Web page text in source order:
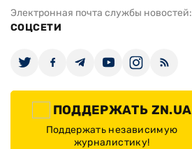
Электронная почта службы новостей:
СОЦСЕТИ
ПОДДЕРЖАТЬ ZN.UA
Поддержать независимую
журналистику!